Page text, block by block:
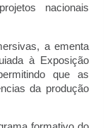
nacionais
a ementa
à Exposição
que as
da produção